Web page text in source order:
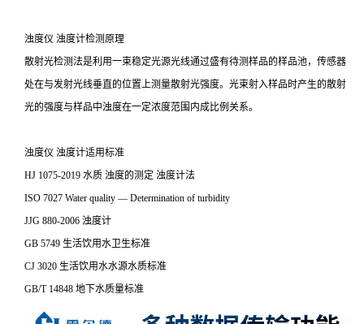
浊度仪 浊度计检测原理
散射光检测法是利用一束稳定光源光线通过盛有待测样品的样品池，传感器
处在与发射光线垂直的位置上测量散射光强度。光束射入样品时产生的散射
光的强度与样品中浊度在一定浓度范围内成比例关系。
浊度仪 浊度计适用标准
HJ 1075-2019 水质 浊度的测定 浊度计法
ISO 7027 Water quality — Determination of turbidity
JJG 880-2006 浊度计
GB 5749 生活饮用水卫生标准
CJ 3020 生活饮用水水源水质标准
GB/T 14848 地下水质量标准